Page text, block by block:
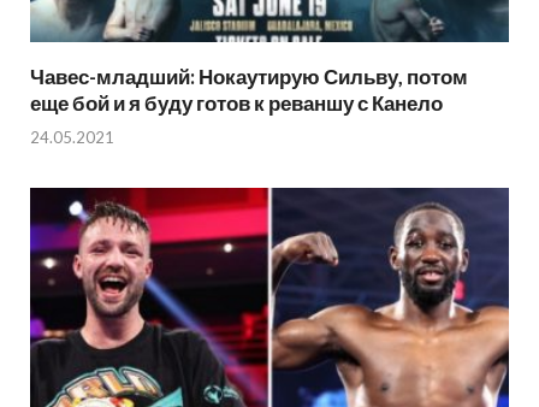
Чавес-младший: Нокаутирую Сильву, потом
еще бой и я буду готов к реваншу с Канело
24.05.2021